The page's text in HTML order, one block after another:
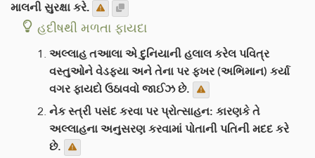
માલની સુરક્ષા કરે.
હદીષથી મળતા ફાયદા
અલ્લાહ તઆલા એ દુનિયાની હલાલ કરેલ પવિત્ર
વસ્તુઓને વેડફયા અને તેના પર ફખર (અભિમાન) કર્યા
વગર ફાયદો ઉઠાવવો જાઈઝ છે.
નેક સ્ત્રી પસંદ કરવા પર પ્રોત્સાહન: કારણકે તે
અલ્લાહના અનુસરણ કરવામાં પોતાની પતિની મદદ કરે
છે.